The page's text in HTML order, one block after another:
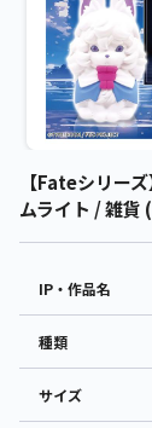
【Fateシリー
ムライト / 雑貨
IP・作品名
種類
サイズ